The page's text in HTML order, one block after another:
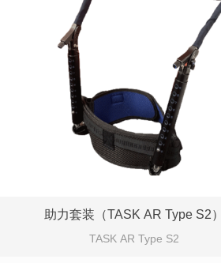
助力套装（TASK AR Type S2）
TASK AR Type S2